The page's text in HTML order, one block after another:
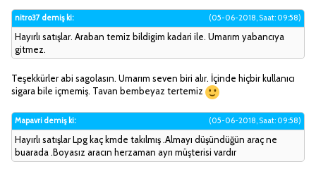
(05-06-2018, Saat: 09:58)
nitro37 demiş ki:
Hayırlı satışlar. Araban temiz bildigim kadari ile. Umarım yabancıya
gitmez.
Teşekkürler abi sagolasın. Umarım seven biri alır. İçinde hiçbir kullanıcı
sigara bile içmemiş. Tavan bembeyaz tertemiz
(05-06-2018, Saat: 09:58)
Mapavri demiş ki:
Hayırlı satışlar Lpg kaç kmde takılmış .Almayı düşündüğün araç ne
buarada .Boyasız aracın herzaman ayrı müşterisi vardır